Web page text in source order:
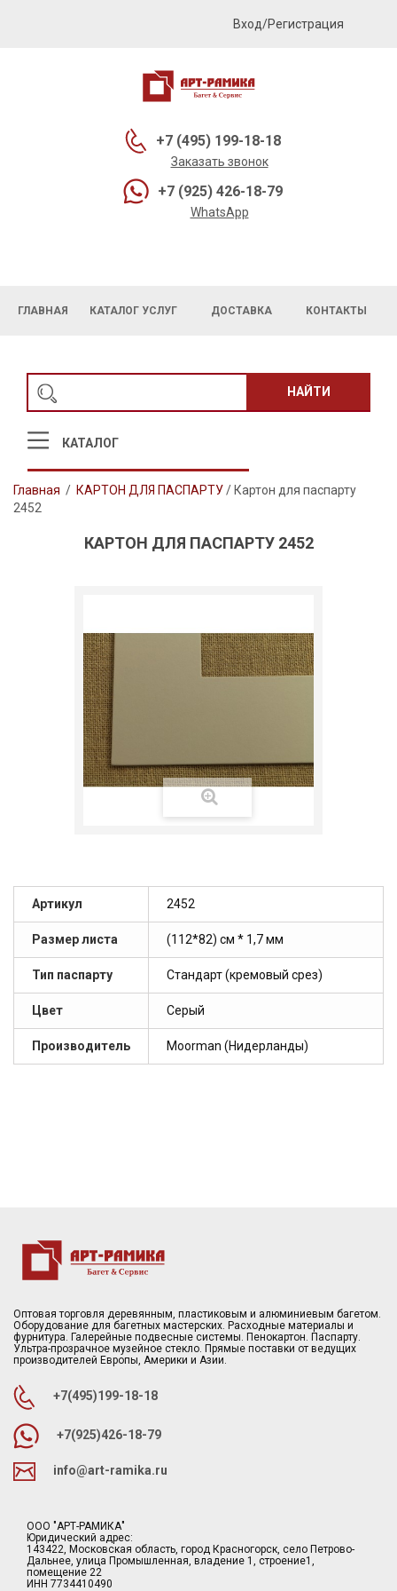
Вход/Регистрация
+7 (495) 199-18-18
Заказать звонок
+7 (925) 426-18-79
WhatsApp
ГЛАВНАЯ КАТАЛОГ УСЛУГ ДОСТАВКА КОНТАКТЫ
НАЙТИ
КАТАЛОГ
Главная / КАРТОН ДЛЯ ПАСПАРТУ/ Картон для паспарту
2452
КАРТОН ДЛЯ ПАСПАРТУ 2452
Артикул 2452
Размер листа (112*82) см * 1,7 мм
Тип паспарту Стандарт (кремовый срез)
Цвет Серый
Производитель Moorman (Нидерланды)
Оптовая торговля деревянным, пластиковым и алюминиевым багетом.
Оборудование для багетных мастерских. Расходные материалы и
фурнитура. Галерейные подвесные системы. Пенокартон. Паспарту.
Ультра-прозрачное музейное стекло. Прямые поставки от ведущих
производителей Европы, Америки и Азии.
+7(495)199-18-18
+7(925)426-18-79
info@art-ramika.ru
ООО "АРТ-РАМИКА"
Юридический адрес:
143422, Московская область, город Красногорск, село Петрово-
Дальнее, улица Промышленная, владение 1, строение1,
помещение 22
ИНН 7734410490